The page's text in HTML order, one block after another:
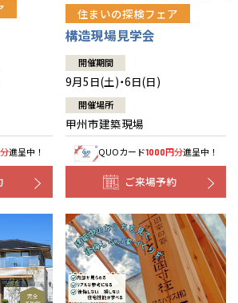
進呈中！
住まいの探検フェア
構造現場見学会
開催期間
9月5日(土)・6日(日)
開催場所
甲州市建築現場
QUOカード1000円分進呈中！
ご来場予約